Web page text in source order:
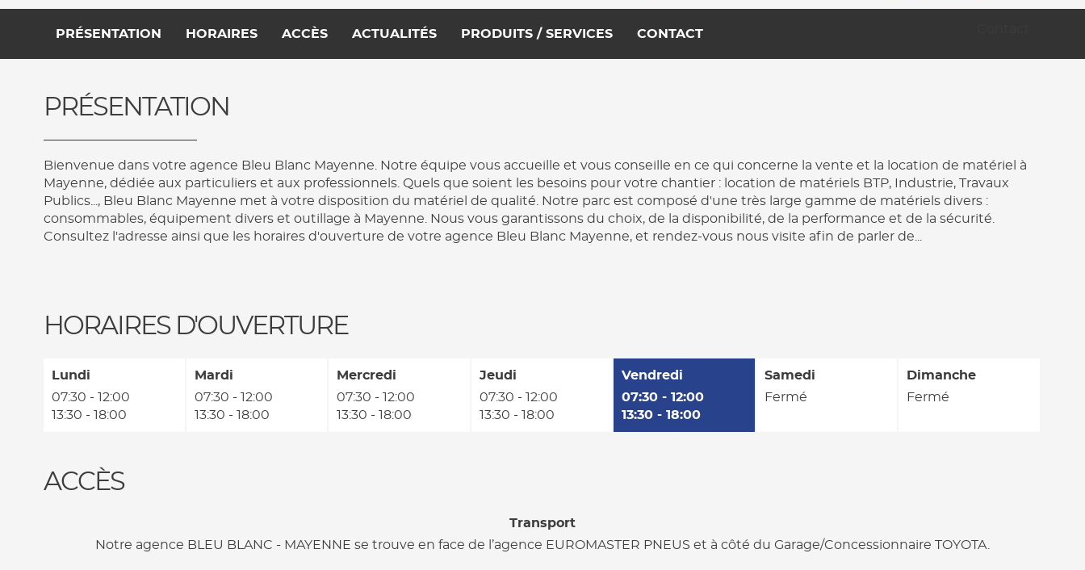
PRÉSENTATION HORAIRES ACCÈS ACTUALITÉS PRODUITS / SERVICES CONTACT
PRÉSENTATION
Bienvenue dans votre agence Bleu Blanc Mayenne. Notre équipe vous accueille et vous conseille en ce qui concerne la vente et la location de matériel à
Mayenne, dédiée aux particuliers et aux professionnels. Quels que soient les besoins pour votre chantier : location de matériels BTP, Industrie, Travaux
Publics..., Bleu Blanc Mayenne met à votre disposition du matériel de qualité. Notre parc est composé d'une très large gamme de matériels divers :
consommables, équipement divers et outillage à Mayenne. Nous vous garantissons du choix, de la disponibilité, de la performance et de la sécurité.
Consultez l'adresse ainsi que les horaires d'ouverture de votre agence Bleu Blanc Mayenne, et rendez-vous nous visite afin de parler de...
HORAIRES D'OUVERTURE
Lundi
07:30 - 12:00
13:30 - 18:00
Mardi
07:30 - 12:00
13:30 - 18:00
Mercredi
07:30 - 12:00
13:30 - 18:00
Jeudi
07:30 - 12:00
13:30 - 18:00
Vendredi
07:30 - 12:00
13:30 - 18:00
Samedi
Fermé
Dimanche
Fermé
ACCÈS
Transport
Notre agence BLEU BLANC - MAYENNE se trouve en face de l’agence EUROMASTER PNEUS et à côté du Garage/Concessionnaire TOYOTA.